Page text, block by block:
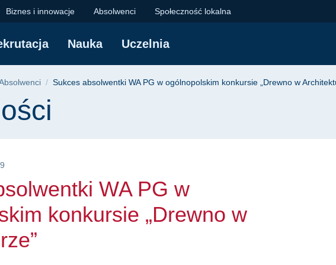
WA PG w
Biznes i innowacje Absolwenci Społeczność lokalna
Nauka Uczelnia
Sukces absolwentki WA PG w ogólnopolskim konkursie „Drewno w
WA PG w
konkursie „Drewno w